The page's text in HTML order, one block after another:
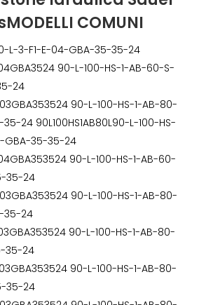
COMUNI
L-3-F1-E-04-GBA-35-35-24
90-L-100-HS-1-AB-60-S-
24
90-L-100-HS-1-AB-80-
24 90L100HS1AB80L90-L-100-HS-
GBA-35-35-24
90-L-100-HS-1-AB-60-
35-24
90-L-100-HS-1-AB-80-
35-24
90-L-100-HS-1-AB-80-
35-24
90-L-100-HS-1-AB-80-
35-24